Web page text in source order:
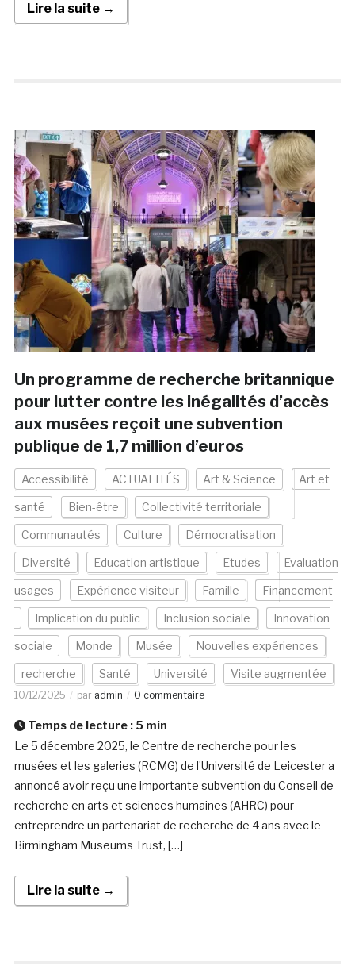
Lire la suite →
Un programme de recherche britannique
pour lutter contre les inégalités d’accès
aux musées reçoit une subvention
publique de 1,7 million d’euros
Accessibilité ACTUALITÉS Art & Science Art et
santé Bien-être Collectivité territoriale
Communautés Culture Démocratisation
Diversité Education artistique Etudes Evaluation
usages Expérience visiteur Famille Financement
Implication du public Inclusion sociale Innovation
sociale Monde Musée Nouvelles expériences
recherche Santé Université Visite augmentée
10/12/2025 par admin 0 commentaire
Temps de lecture : 5 min
Le 5 décembre 2025, le Centre de recherche pour les
musées et les galeries (RCMG) de l’Université de Leicester a
annoncé avoir reçu une importante subvention du Conseil de
recherche en arts et sciences humaines (AHRC) pour
entreprendre un partenariat de recherche de 4 ans avec le
Birmingham Museums Trust, […]
Lire la suite →